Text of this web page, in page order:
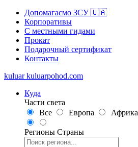
Допомагаємо ЗСУ 🇺🇦
Корпоративы
С местными гидами
Прокат
Подарочный сертификат
Контакты
kuluar kuluarpohod.com
Куда
Части света
Все
Европа Африка
Регионы Страны